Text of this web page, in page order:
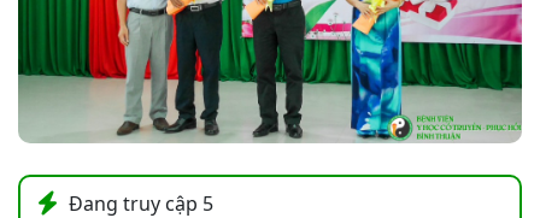
Đang truy cập 5